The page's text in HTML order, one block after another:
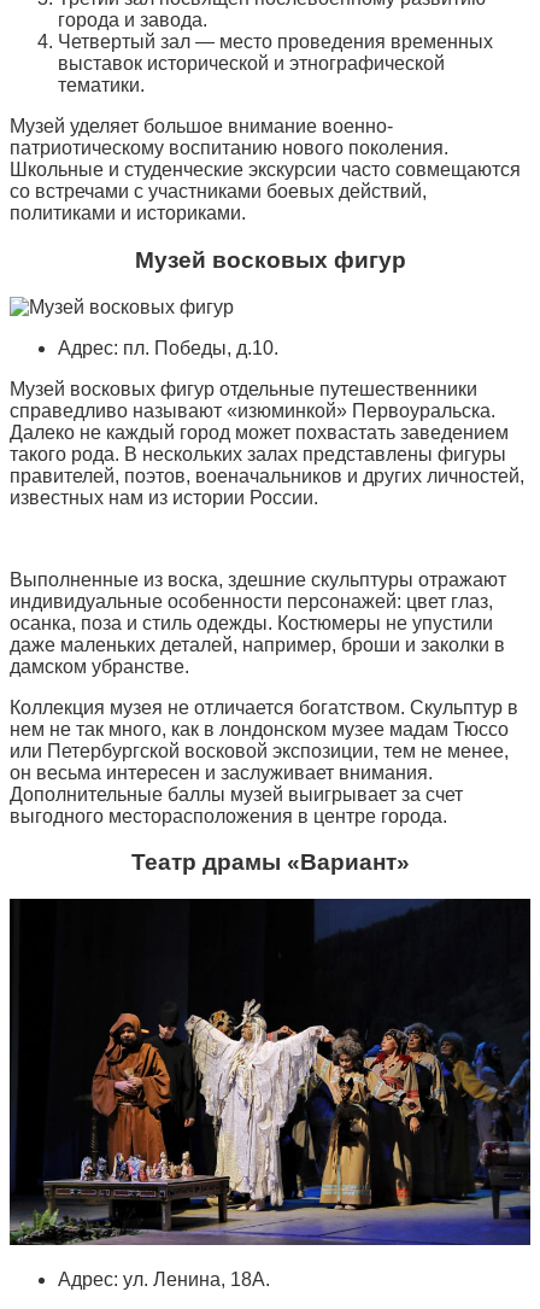
города и завода.
Четвертый зал — место проведения временных
выставок исторической и этнографической
тематики.
Музей уделяет большое внимание военно-
патриотическому воспитанию нового поколения.
Школьные и студенческие экскурсии часто совмещаются
со встречами с участниками боевых действий,
политиками и историками.
Музей восковых фигур
Адрес: пл. Победы, д.10.
Музей восковых фигур отдельные путешественники
справедливо называют «изюминкой» Первоуральска.
Далеко не каждый город может похвастать заведением
такого рода. В нескольких залах представлены фигуры
правителей, поэтов, военачальников и других личностей,
известных нам из истории России.
Выполненные из воска, здешние скульптуры отражают
индивидуальные особенности персонажей: цвет глаз,
осанка, поза и стиль одежды. Костюмеры не упустили
даже маленьких деталей, например, броши и заколки в
дамском убранстве.
Коллекция музея не отличается богатством. Скульптур в
нем не так много, как в лондонском музее мадам Тюссо
или Петербургской восковой экспозиции, тем не менее,
он весьма интересен и заслуживает внимания.
Дополнительные баллы музей выигрывает за счет
выгодного месторасположения в центре города.
Театр драмы «Вариант»
Адрес: ул. Ленина, 18А.